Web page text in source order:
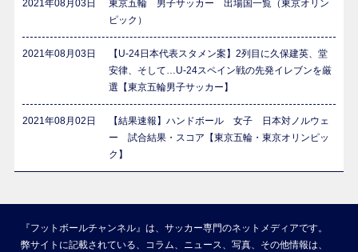
2021年08月03日
東京五輪 男子サッカー 出場国一覧（東京オリン
ピック）
2021年08月03日
【U-24日本代表スタメン案】2列目に久保建英、堂
安律、そして…U-24スペイン戦の先発イレブンを厳
選【東京五輪男子サッカー】
2021年08月02日
【結果速報】ハンドボール 女子 日本対ノルウェ
ー 試合結果・スコア【東京五輪・東京オリンピッ
ク】
『フットボールチャンネル』は、サッカー専門のネットメディアです。
弊サイトに記載されている、コラム、ニュース、写真、その他情報は、